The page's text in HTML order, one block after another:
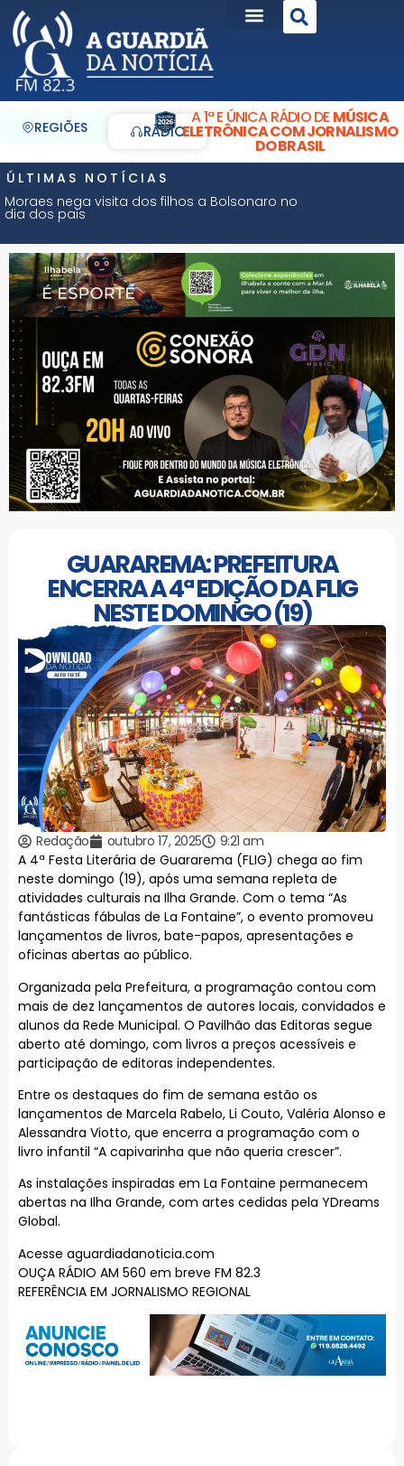
REGIÕES RÁDIO
A 1ª E ÚNICA RÁDIO DE MÚSICA
ELETRÔNICA COM JORNALISMO
DO BRASIL
ÚLTIMAS NOTÍCIAS
Moraes nega visita dos filhos a Bolsonaro no
dia dos pais
GUARAREMA: PREFEITURA
ENCERRA A 4ª EDIÇÃO DA FLIG
NESTE DOMINGO (19)
Redação outubro 17, 2025
9:21 am
A 4ª Festa Literária de Guararema (FLIG) chega ao fim
neste domingo (19), após uma semana repleta de
atividades culturais na Ilha Grande. Com o tema “As
fantásticas fábulas de La Fontaine”, o evento promoveu
lançamentos de livros, bate-papos, apresentações e
oficinas abertas ao público.
Organizada pela Prefeitura, a programação contou com
mais de dez lançamentos de autores locais, convidados e
alunos da Rede Municipal. O Pavilhão das Editoras segue
aberto até domingo, com livros a preços acessíveis e
participação de editoras independentes.
Entre os destaques do fim de semana estão os
lançamentos de Marcela Rabelo, Li Couto, Valéria Alonso e
Alessandra Viotto, que encerra a programação com o
livro infantil “A capivarinha que não queria crescer”.
As instalações inspiradas em La Fontaine permanecem
abertas na Ilha Grande, com artes cedidas pela YDreams
Global.
Acesse aguardiadanoticia.com
OUÇA RÁDIO AM 560 em breve FM 82.3
REFERÊNCIA EM JORNALISMO REGIONAL